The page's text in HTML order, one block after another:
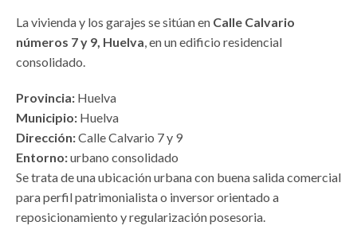
La vivienda y los garajes se sitúan en Calle Calvario
números 7 y 9, Huelva, en un edificio residencial
consolidado.
Provincia: Huelva
Municipio: Huelva
Dirección:Calle Calvario 7 y 9
Entorno:urbano consolidado
Se trata de una ubicación urbana con buena salida comercial
para perfil patrimonialista o inversor orientado a
reposicionamiento y regularización posesoria.